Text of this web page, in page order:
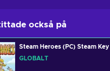
också på
Steam Heroes (PC) Steam Key
GLOBALT